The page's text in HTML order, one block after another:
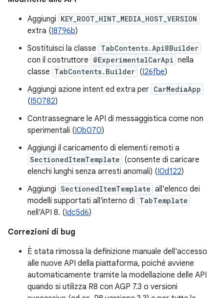
Aggiungi KEY_ROOT_HINT_MEDIA_HOST_VERSION
extra (I8796b)
Sostituisci la classe TabContents.Api8Builder
con il costruttore @ExperimentalCarApi nella
classe TabContents.Builder (I26fbe)
Aggiungi azione intent ed extra per CarMediaApp
(I50782)
Contrassegnare le API di messaggistica come non
sperimentali (I0b070)
Aggiungi il caricamento di elementi remoti a
SectionedItemTemplate (consente di caricare
elenchi lunghi senza arresti anomali) (I0d122)
Aggiungi SectionedItemTemplate all'elenco dei
modelli supportati all'interno di TabTemplate
nell'API 8. (Idc5d6)
Correzioni di bug
È stata rimossa la definizione manuale dell'accesso
alle nuove API della piattaforma, poiché avviene
automaticamente tramite la modellazione delle API
quando si utilizza R8 con AGP 7.3 o versioni